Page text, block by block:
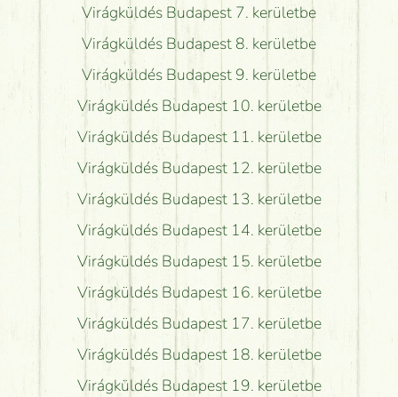
Virágküldés Budapest 7. kerületbe
Virágküldés Budapest 8. kerületbe
Virágküldés Budapest 9. kerületbe
Virágküldés Budapest 10. kerületbe
Virágküldés Budapest 11. kerületbe
Virágküldés Budapest 12. kerületbe
Virágküldés Budapest 13. kerületbe
Virágküldés Budapest 14. kerületbe
Virágküldés Budapest 15. kerületbe
Virágküldés Budapest 16. kerületbe
Virágküldés Budapest 17. kerületbe
Virágküldés Budapest 18. kerületbe
Virágküldés Budapest 19. kerületbe